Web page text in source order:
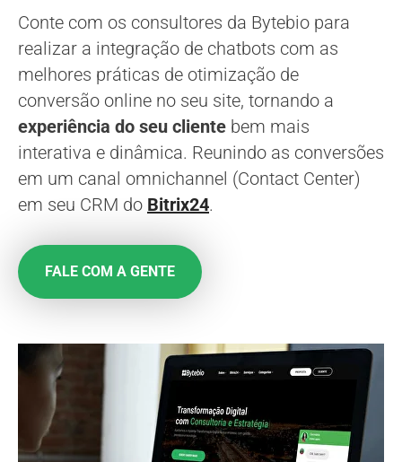
Conte com os consultores da Bytebio para
realizar a integração de chatbots com as
melhores práticas de otimização de
conversão online no seu site, tornando a
experiência do seu cliente bem mais
interativa e dinâmica. Reunindo as conversões
em um canal omnichannel (Contact Center)
em seu CRM do Bitrix24.
FALE COM A GENTE